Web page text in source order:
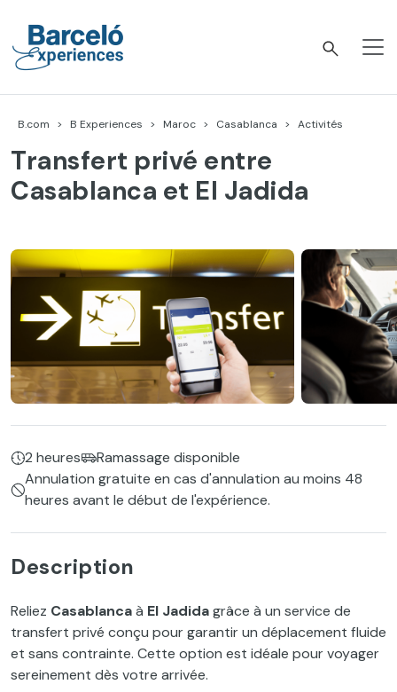
contenu
B.com B Experiences Maroc Casablanca Activités
Transfert privé entre
Casablanca et El Jadida
2 heures
Ramassage disponible
Annulation gratuite en cas d'annulation au moins 48
heures avant le début de l'expérience.
Description
Reliez Casablancaà El Jadidagrâce à un service de
transfert privé conçu pour garantir un déplacement fluide
et sans contrainte. Cette option est idéale pour voyager
sereinement dès votre arrivée.